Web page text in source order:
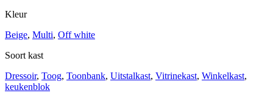
Kleur
Beige, Multi, Off white
Soort kast
Dressoir, Toog, Toonbank, Uitstalkast, Vitrinekast, Winkelkast,
keukenblok